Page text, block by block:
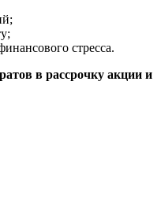
стресса.
в рассрочку акции и